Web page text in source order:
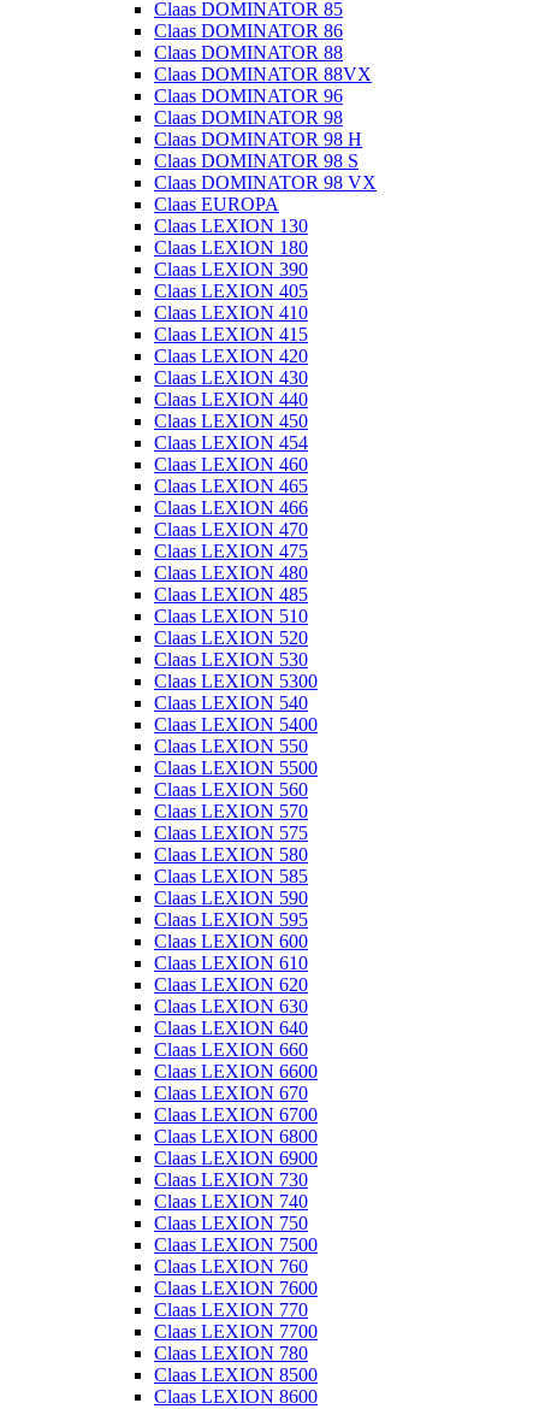
Claas DOMINATOR 85
Claas DOMINATOR 86
Claas DOMINATOR 88
Claas DOMINATOR 88VX
Claas DOMINATOR 96
Claas DOMINATOR 98
Claas DOMINATOR 98 H
Claas DOMINATOR 98 S
Claas DOMINATOR 98 VX
Claas EUROPA
Claas LEXION 130
Claas LEXION 180
Claas LEXION 390
Claas LEXION 405
Claas LEXION 410
Claas LEXION 415
Claas LEXION 420
Claas LEXION 430
Claas LEXION 440
Claas LEXION 450
Claas LEXION 454
Claas LEXION 460
Claas LEXION 465
Claas LEXION 466
Claas LEXION 470
Claas LEXION 475
Claas LEXION 480
Claas LEXION 485
Claas LEXION 510
Claas LEXION 520
Claas LEXION 530
Claas LEXION 5300
Claas LEXION 540
Claas LEXION 5400
Claas LEXION 550
Claas LEXION 5500
Claas LEXION 560
Claas LEXION 570
Claas LEXION 575
Claas LEXION 580
Claas LEXION 585
Claas LEXION 590
Claas LEXION 595
Claas LEXION 600
Claas LEXION 610
Claas LEXION 620
Claas LEXION 630
Claas LEXION 640
Claas LEXION 660
Claas LEXION 6600
Claas LEXION 670
Claas LEXION 6700
Claas LEXION 6800
Claas LEXION 6900
Claas LEXION 730
Claas LEXION 740
Claas LEXION 750
Claas LEXION 7500
Claas LEXION 760
Claas LEXION 7600
Claas LEXION 770
Claas LEXION 7700
Claas LEXION 780
Claas LEXION 8500
Claas LEXION 8600